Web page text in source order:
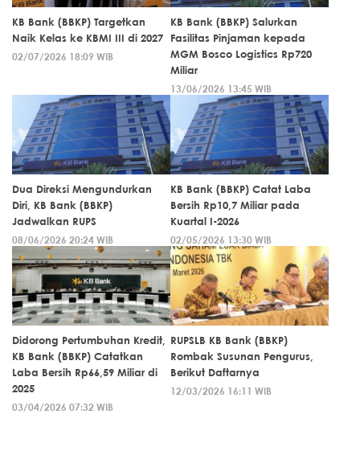
KB Bank (BBKP) Targetkan
Naik Kelas ke KBMI III di 2027
02/07/2026 18:09 WIB
KB Bank (BBKP) Salurkan
Fasilitas Pinjaman kepada
MGM Bosco Logistics Rp720
Miliar
13/06/2026 13:45 WIB
Dua Direksi Mengundurkan
Diri, KB Bank (BBKP)
Jadwalkan RUPS
08/06/2026 20:24 WIB
KB Bank (BBKP) Catat Laba
Bersih Rp10,7 Miliar pada
Kuartal I-2026
02/05/2026 13:30 WIB
Didorong Pertumbuhan Kredit,
KB Bank (BBKP) Catatkan
Laba Bersih Rp66,59 Miliar di
2025
03/04/2026 07:32 WIB
RUPSLB KB Bank (BBKP)
Rombak Susunan Pengurus,
Berikut Daftarnya
12/03/2026 16:11 WIB